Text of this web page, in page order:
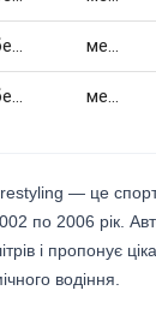
бензин механіка
бензин механіка
— це
по 2006 рік.
і пропонує
водіння.